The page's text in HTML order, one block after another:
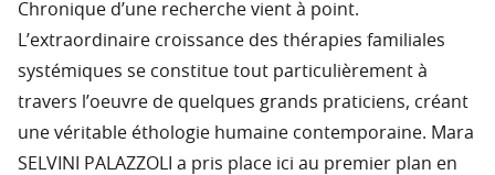
Chronique d’une recherche vient à point.
L’extraordinaire croissance des thérapies familiales
systémiques se constitue tout particulièrement à
travers l’oeuvre de quelques grands praticiens, créant
une véritable éthologie humaine contemporaine. Mara
SELVINI PALAZZOLI a pris place ici au premier plan en